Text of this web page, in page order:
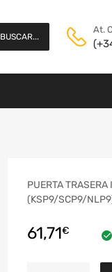
BUSCAR...
At.
PUERTA TRASERA
(KSP9/SCP9/
61,71€